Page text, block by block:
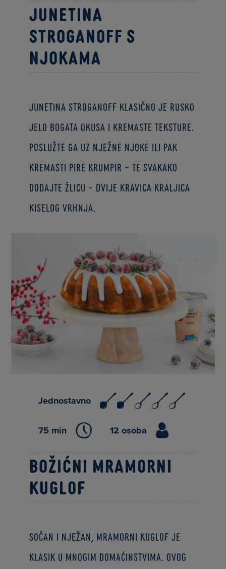
Junetina
Stroganoff s
njokama
Junetina Stroganoff klasično je rusko
jelo bogata okusa i kremaste teksture.
Poslužte ga uz nježne njoke ili pak
kremasti pire krumpir – te svakako
dodajte žlicu – dvije Kravica kraljica
kiselog vrhnja.
Jednostavno
75 min 12 osoba
Božićni mramorni
kuglof
Sočan i nježan, mramorni kuglof je
klasik u mnogim domaćinstvima. Ovog